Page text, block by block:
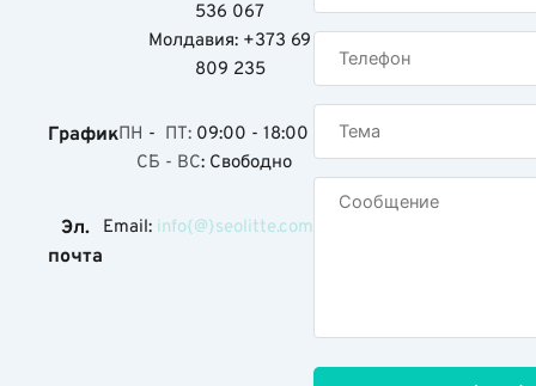
536 067
Молдавия: +373 69
809 235
ГрафикПН - ПТ: 09:00 - 18:00
СБ - ВС: Свободно
Эл.
почта
Email: info{@}seolitte.com